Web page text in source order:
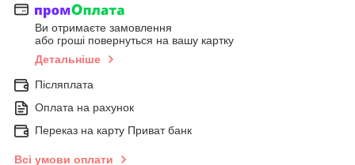
Ви отримаєте замовлення
або гроші повернуться на вашу картку
Детальніше
Післяплата
Оплата на рахунок
Переказ на карту Приват банк
Всі умови оплати